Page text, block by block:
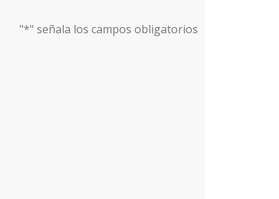
"*" señala los campos obligatorios